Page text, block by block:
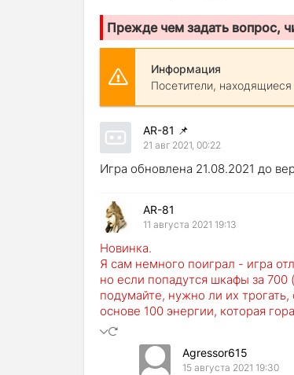
Прежде чем задать вопрос,
Информация
Посетители, находящиеся
AR-81 📌
21 авг 2021, 00:22
Игра обновлена 21.08.2021 до
AR-81
11 августа 2021 19:13
Новинка.
Я сам немного поиграл - игра
но если попадутся шкафы за
подумайте, нужно ли их
основе 100 энергии, которая
Agressor615
15 августа 2021 19:30